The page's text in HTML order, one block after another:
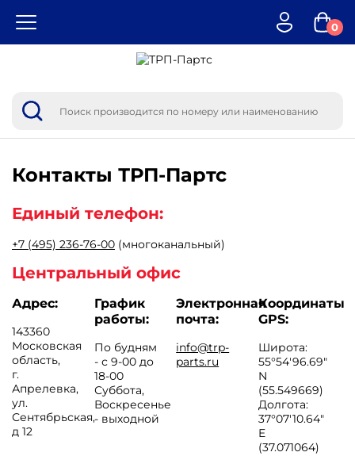
0
Контакты ТРП-Партс
Единый телефон:
+7 (495) 236-76-00 (многоканальный)
Центральный офис
Адрес:
143360
Московская
область,
г.
Апрелевка,
ул.
Сентябрьская,
д 12
График
работы:
По будням
- с 9-00 до
18-00
Суббота,
Воскресенье
- выходной
Электронная
почта:
info@trp-
parts.ru
Координаты
GPS:
Широта:
55°54'96.69"
N
(55.549669)
Долгота:
37°07′10.64″
E
(37.071064)